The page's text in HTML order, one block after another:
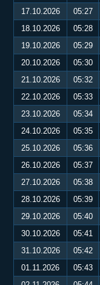
17.10.2026
05:27
18.10.2026
05:28
19.10.2026
05:29
20.10.2026
05:30
21.10.2026
05:32
22.10.2026
05:33
23.10.2026
05:34
24.10.2026
05:35
25.10.2026
05:36
26.10.2026
05:37
27.10.2026
05:38
28.10.2026
05:39
29.10.2026
05:40
30.10.2026
05:41
31.10.2026
05:42
01.11.2026
05:43